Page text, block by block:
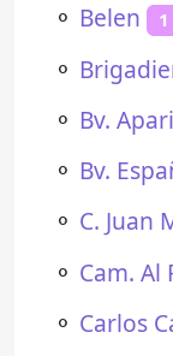
⚬ Belen 1
⚬
⚬ Bv.
⚬ Bv.
⚬ C. Juan
⚬ Cam. Al
⚬ Carlos